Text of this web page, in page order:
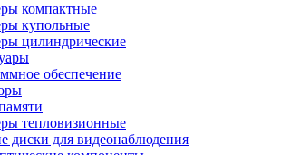
компактные
купольные
цилиндрические
обеспечение
тепловизионные
диски для видеонаблюдения